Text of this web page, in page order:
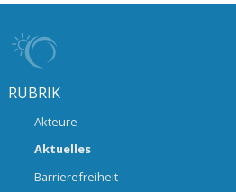
RUBRIK
Akteure
Aktuelles
Barrierefreiheit